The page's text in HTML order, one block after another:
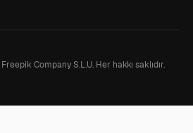
Freepik Company S.L.U. Her hakkı saklıdır.